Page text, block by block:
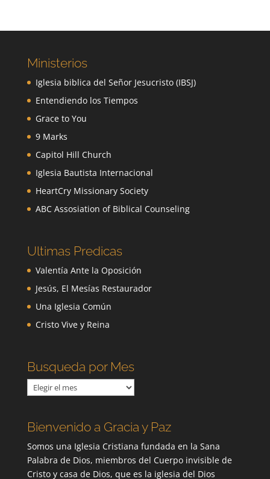
Ministerios
Iglesia biblica del Señor Jesucristo (IBSJ)
Entendiendo los Tiempos
Grace to You
9 Marks
Capitol Hill Church
Iglesia Bautista Internacional
HeartCry Missionary Society
ABC Assosiation of Biblical Counseling
Ultimas Predicas
Valentía Ante la Oposición
Jesús, El Mesías Restaurador
Una Iglesia Común
Cristo Vive y Reina
Busqueda por Mes
Busqueda
por
Bienvenido a Gracia y Paz
Somos una Iglesia Cristiana fundada en la Sana
Palabra de Dios, miembros del Cuerpo invisible de
Cristo y casa de Dios, que es la iglesia del Dios